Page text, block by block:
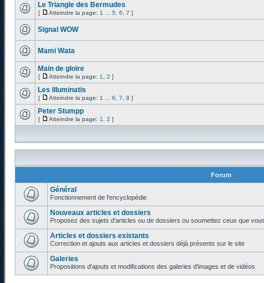
Le Triangle des Bermudes
[ Atteindre la page: 1 5 6 7 ]
Signal WOW
Mami Wata
Main de gloire
[ Atteindre la page: 1 2 ]
Les illuminatis
[ Atteindre la page: 1 6 7 8 ]
Peter Stumpp
[ Atteindre la page: 1 2 ]
Forum
Général
Fonctionnement de l'encyclopédie
Nouveaux articles et dossiers
Proposez des sujets d'articles ou de dossiers ou soumettez ceux que
Articles et dossiers existants
Correction et ajouts aux articles et dossiers déjà présents sur le site
Galeries
Propositions d'ajouts et modifications des galeries d'images et de vidéos